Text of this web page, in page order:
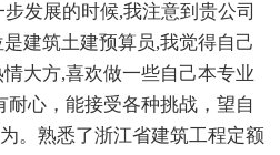
发展的时候,我注意到贵公司
建筑土建预算员,我觉得自己
大方,喜欢做一些自己本专业
耐心，能接受各种挑战，望自
。熟悉了浙江省建筑工程定额